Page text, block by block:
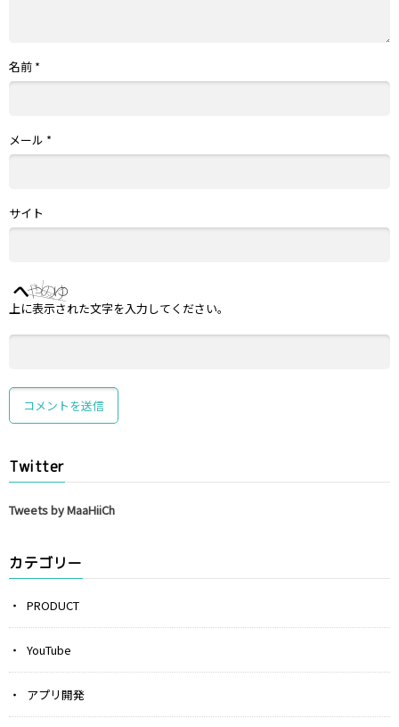
名前 *
メール *
サイト
上に表示された文字を入力してください。
Twitter
Tweets by MaaHiiCh
カテゴリー
PRODUCT
YouTube
アプリ開発